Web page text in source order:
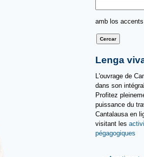
amb los
Lenga
L'ouvrage de
dans son
Profitez
puissance du
Cantalausa en
visitant les
pégagogiques